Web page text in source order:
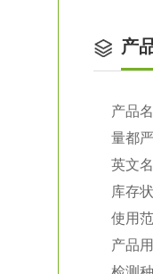
产
产品
量都
英文
库存
使用
产品